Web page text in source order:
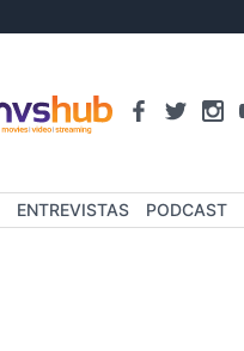
ENTREVISTAS PODCAST